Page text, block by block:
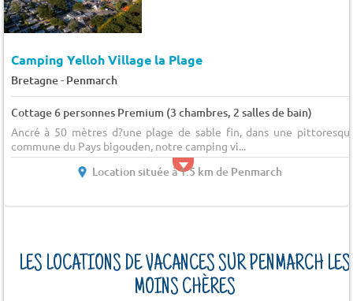
Camping Yelloh Village la Plage
Bretagne- Penmarch
Cottage 6 personnes Premium (3 chambres, 2 salles de bain)
Ancré à 50 mètres d?une plage de sable fin, dans une
commune du Pays bigouden, notre camping vi...
Location située à 1.5 km de Penmarch
LES LOCATIONS DE VACANCES SUR PENMARCH LES
MOINS CHÈRES